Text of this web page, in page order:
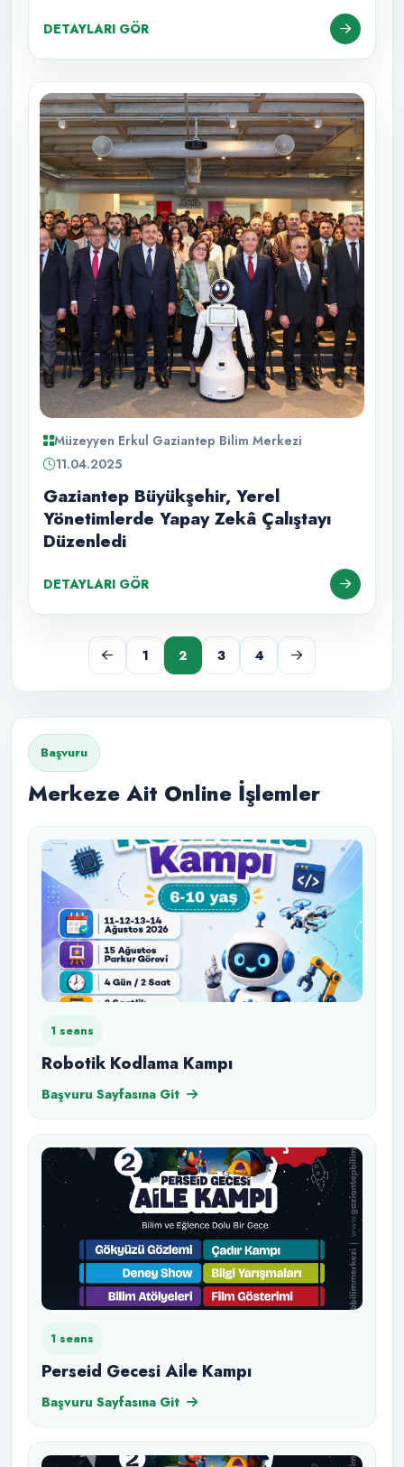
DETAYLARI GÖR
Müzeyyen Erkul Gaziantep Bilim Merkezi
11.04.2025
Gaziantep Büyükşehir, Yerel
Yönetimlerde Yapay Zekâ Çalıştayı
Düzenledi
DETAYLARI GÖR
1 2 3 4
Başvuru
Merkeze Ait Online İşlemler
1 seans
Robotik Kodlama Kampı
Başvuru Sayfasına Git
1 seans
Perseid Gecesi Aile Kampı
Başvuru Sayfasına Git